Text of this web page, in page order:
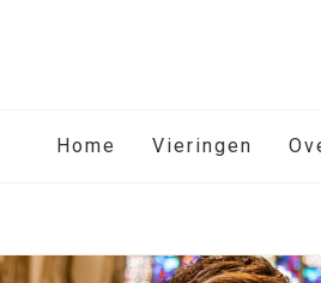
Home Vieringen